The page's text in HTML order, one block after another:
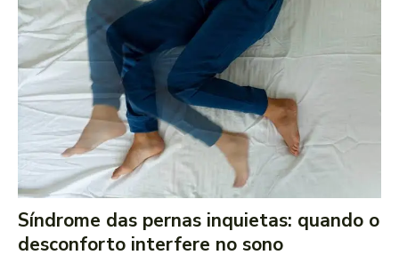
Síndrome das pernas inquietas: quando o
desconforto interfere no sono